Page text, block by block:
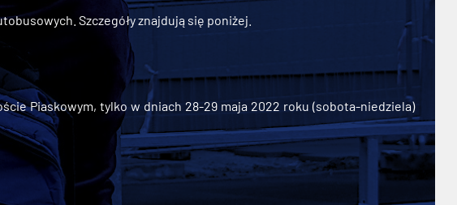
Szczegóły znajdują się poniżej.
Piaskowym, tylko w dniach 28-29 maja 2022 roku (sobota-niedziela)